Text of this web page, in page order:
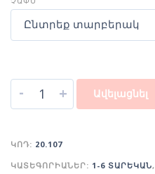
Ընտրեք տարբերակ
- + Ավելացնել
ԿՈԴ: 20.107
ԿԱՏԵԳՈՐԻԱՆԵՐ: 1-6 ՏԱՐԵԿԱՆ,